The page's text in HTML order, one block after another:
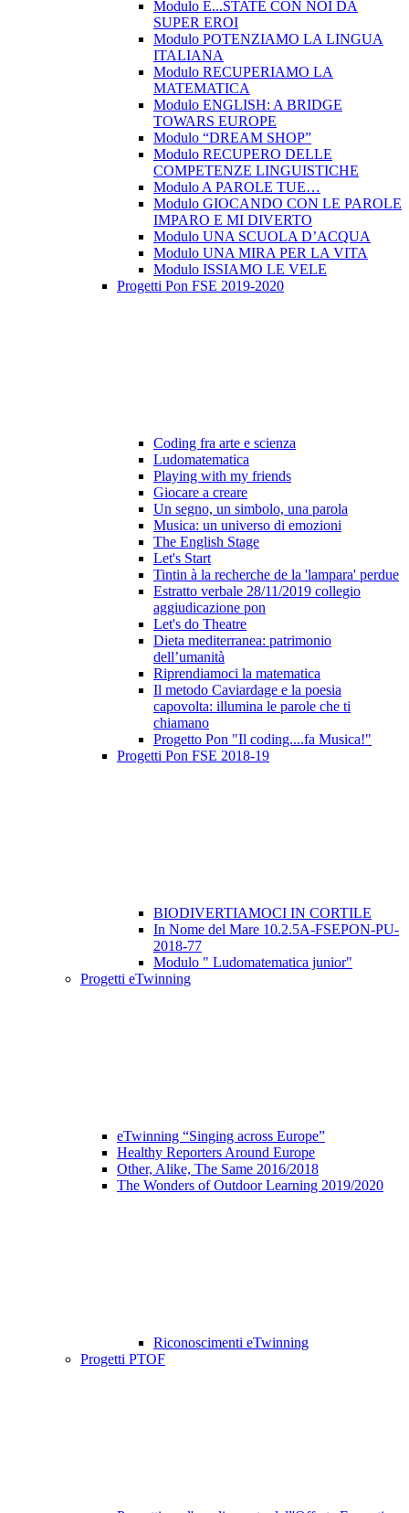
Modulo E...STATE CON NOI DA
SUPER EROI
Modulo POTENZIAMO LA LINGUA
ITALIANA
Modulo RECUPERIAMO LA
MATEMATICA
Modulo ENGLISH: A BRIDGE
TOWARS EUROPE
Modulo “DREAM SHOP”
Modulo RECUPERO DELLE
COMPETENZE LINGUISTICHE
Modulo A PAROLE TUE…
Modulo GIOCANDO CON LE PAROLE
IMPARO E MI DIVERTO
Modulo UNA SCUOLA D’ACQUA
Modulo UNA MIRA PER LA VITA
Modulo ISSIAMO LE VELE
Progetti Pon FSE 2019-2020
Coding fra arte e scienza
Ludomatematica
Playing with my friends
Giocare a creare
Un segno, un simbolo, una parola
Musica: un universo di emozioni
The English Stage
Let's Start
Tintin à la recherche de la 'lampara' perdue
Estratto verbale 28/11/2019 collegio
aggiudicazione pon
Let's do Theatre
Dieta mediterranea: patrimonio
dell’umanità
Riprendiamoci la matematica
Il metodo Caviardage e la poesia
capovolta: illumina le parole che ti
chiamano
Progetto Pon "Il coding....fa Musica!"
Progetti Pon FSE 2018-19
BIODIVERTIAMOCI IN CORTILE
In Nome del Mare 10.2.5A-FSEPON-PU-
2018-77
Modulo " Ludomatematica junior"
Progetti eTwinning
eTwinning “Singing across Europe”
Healthy Reporters Around Europe
Other, Alike, The Same 2016/2018
The Wonders of Outdoor Learning 2019/2020
Riconoscimenti eTwinning
Progetti PTOF